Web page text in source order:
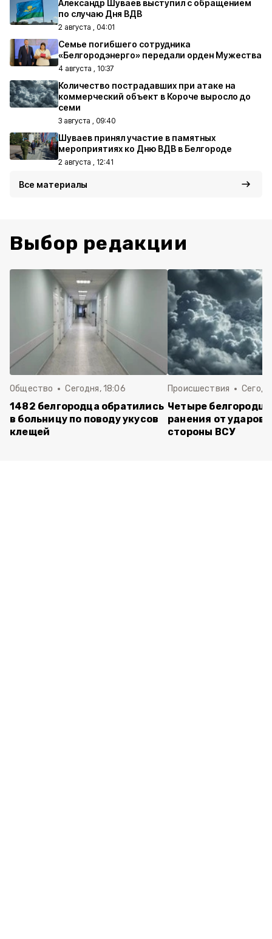
Александр Шуваев выступил с обращением
по случаю Дня ВДВ
2 августа , 04:01
Семье погибшего сотрудника
«Белгородэнерго» передали орден Мужества
4 августа , 10:37
Количество пострадавших при атаке на
коммерческий объект в Короче выросло до
семи
3 августа , 09:40
Шуваев принял участие в памятных
мероприятиях ко Дню ВДВ в Белгороде
2 августа , 12:41
Все материалы
Выбор редакции
Общество Сегодня, 18:06
1482 белгородца обратились
в больницу по поводу укусов
клещей
Происшествия
Четыре
ранения от ударов
стороны ВСУ